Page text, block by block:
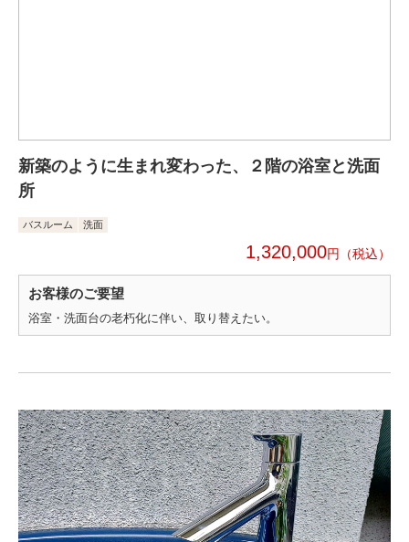
新築のように生まれ変わった、２階の浴室と洗面
所
バスルーム 洗面
1,320,000円
お客様のご要望
浴室・洗面台の老朽化に伴い、取り替えたい。